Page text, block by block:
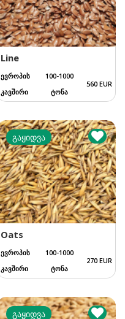
Line
ევროპის
კავშირი
100-1000
ტონა
560 EUR
გაყიდვა
Oats
ევროპის
კავშირი
100-1000
ტონა
270 EUR
გაყიდვა